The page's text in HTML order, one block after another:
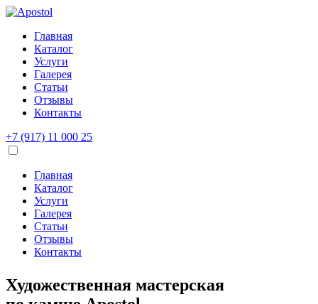
Главная
Каталог
Услуги
Галерея
Статьи
Отзывы
Контакты
+7 (917) 11 000 25
Главная
Каталог
Услуги
Галерея
Статьи
Отзывы
Контакты
Художественная мастерская